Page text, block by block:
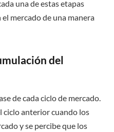
una de estas etapas
mercado de una manera
del
de cada ciclo de mercado.
ciclo anterior cuando los
y se percibe que los